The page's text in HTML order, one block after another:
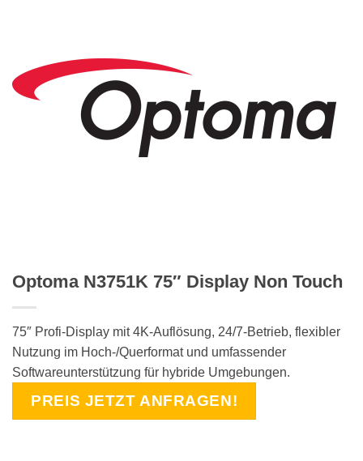
Optoma N3751K 75″ Display Non Touch
75″ Profi-Display mit 4K-Auflösung, 24/7-Betrieb, flexibler
Nutzung im Hoch-/Querformat und umfassender
Softwareunterstützung für hybride Umgebungen.
PREIS JETZT ANFRAGEN!